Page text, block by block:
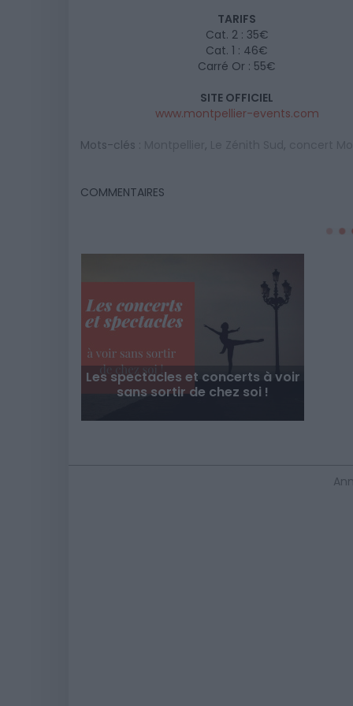
TARIFS
Cat. 2 : 35€
Cat. 1 : 46€
Carré Or : 55€
SITE OFFICIEL
www.montpellier-events.com
Mots-clés : , ,
COMMENTAIRES
Les spectacles et concerts à voir
sans sortir de chez soi !